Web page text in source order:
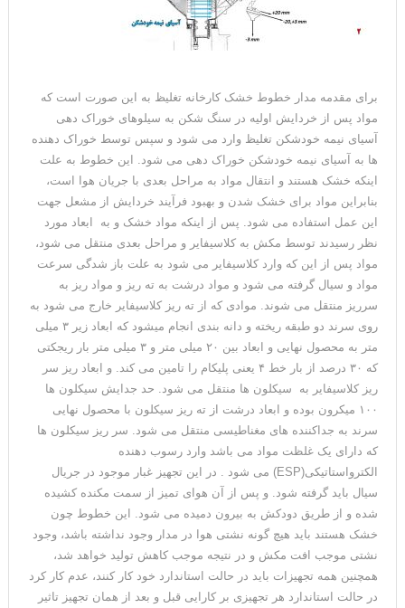
برای مقدمه مدار خطوط خشک کارخانه تغلیظ به این صورت است که
مواد پس از خردایش اولیه در سنگ شکن به سیلوهای خوراک دهی
آسیای نیمه خودشکن تغلیظ وارد می شود و سپس توسط خوراک دهنده
ها به آسیای نیمه خودشکن خوراک دهی می شود. این خطوط به علت
اینکه خشک هستند و انتقال مواد به مراحل بعدی با جریان هوا است،
بنابراین مواد برای خشک شدن و بهبود فرآیند خردایش از مشعل جهت
این عمل استفاده می شود. پس از اینکه مواد خشک و به ابعاد مورد
نظر رسیدند توسط مکش به کلاسیفایر و مراحل بعدی منتقل می شود،
مواد پس از این که وارد کلاسیفایر می شود به علت باز شدگی سرعت
مواد و سیال گرفته می شود و مواد درشت به ته ریز و مواد ریز به
سرریز منتقل می شوند. موادی که از ته ریز کلاسیفایر خارج می شود به
روی سرند دو طبقه ریخته و دانه بندی انجام میشود که ابعاد زیر ۳ میلی
متر به محصول نهایی و ابعاد بین ۲۰ میلی متر و ۳ میلی متر بار ریجکتی
که ۳۰ درصد از بار خط ۴ یعنی پلیکام را تامین می کند. و ابعاد ریز سر
ریز کلاسیفایر به سیکلون ها منتقل می شود. حد جدایش سیکلون ها
۱۰۰ میکرون بوده و ابعاد درشت از ته ریز سیکلون با محصول نهایی
سرند به جداکننده های مغناطیسی منتقل می شود. سر ریز سیکلون ها
که دارای یک غلظت مواد می باشد وارد رسوب دهنده
الکترواستاتیکی(ESP) می شود . در این تجهیز غبار موجود در جریال
سیال باید گرفته شود. و پس از آن هوای تمیز از سمت مکنده کشیده
شده و از طریق دودکش به بیرون دمیده می شود. این خطوط چون
خشک هستند باید هیچ گونه نشتی هوا در مدار وجود نداشته باشد، وجود
نشتی موجب افت مکش و در نتیجه موجب کاهش تولید خواهد شد،
همچنین همه تجهیزات باید در حالت استاندارد خود کار کنند، عدم کار کرد
در حالت استاندارد هر تجهیزی بر کارایی قبل و بعد از همان تجهیز تاثیر